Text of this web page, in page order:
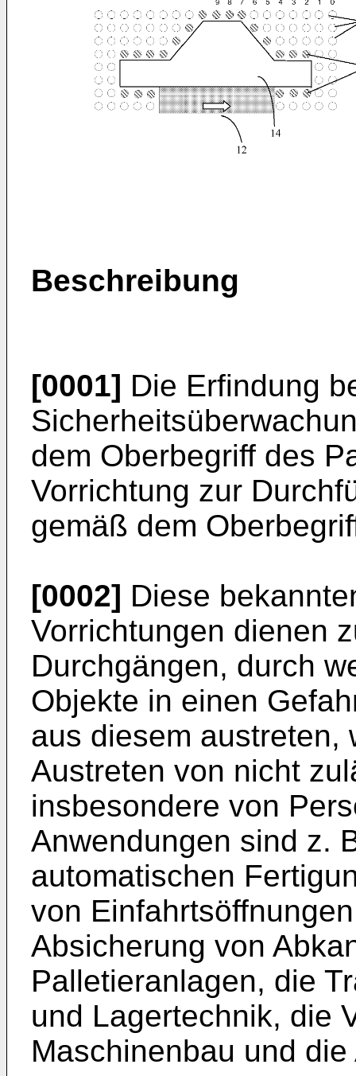
Beschreibung
[0001] Die Erfindung
dem Oberbegriff des
Vorrichtung zur
gemäß dem
[0002] Diese
Vorrichtungen dienen
Durchgängen, durch
Objekte in einen
aus diesem austreten,
Austreten von nicht
insbesondere von
Anwendungen sind z.
automatischen
von
Absicherung von
Palletieranlagen, die
und Lagertechnik, die
Maschinenbau und